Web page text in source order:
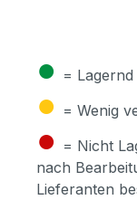
● = Lagernd
● = Wenig
● = Nicht
nach
Lieferanten